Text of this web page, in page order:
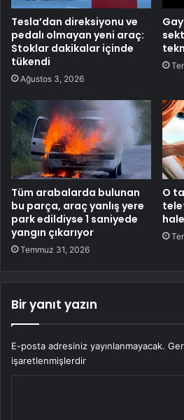
Tesla’dan direksiyonu ve
pedalı olmayan yeni araç:
Stoklar dakikalar içinde
tükendi
Ağustos 3, 2026
Tüm arabalarda bulunan
bu parça, araç yanlış yere
park edildiyse 1 saniyede
yangın çıkarıyor
Temmuz 31, 2026
O
Bir yanıt yazın
E-posta adresiniz yayınlanmayacak.
işaretlenmişlerdir